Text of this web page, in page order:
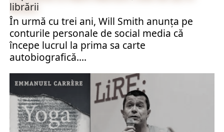
librării
În urmă cu trei ani, Will Smith anunța pe
conturile personale de social media că
începe lucrul la prima sa carte
autobiografică....